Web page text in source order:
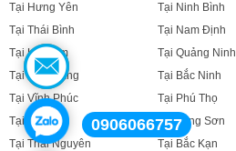
Tại Hưng Yên
Tại Ninh Bình
Tại Thái Bình
Tại Nam Định
Tại Hà Nam
Tại Quảng Ninh
Tại Bắc Giang
Tại Bắc Ninh
Tại Vĩnh Phúc
Tại Phú Thọ
Tại Sơn La
Tại Lạng Sơn
Tại Thái Nguyên
Tại Bắc Kạn
0906066757